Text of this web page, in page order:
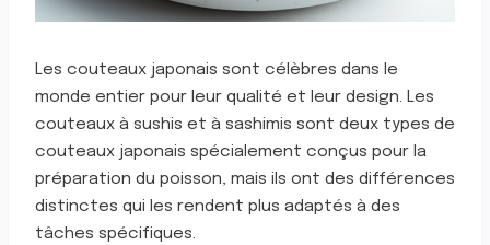
Les couteaux japonais sont célèbres dans le
monde entier pour leur qualité et leur design. Les
couteaux à sushis et à sashimis sont deux types de
couteaux japonais spécialement conçus pour la
préparation du poisson, mais ils ont des différences
distinctes qui les rendent plus adaptés à des
tâches spécifiques.